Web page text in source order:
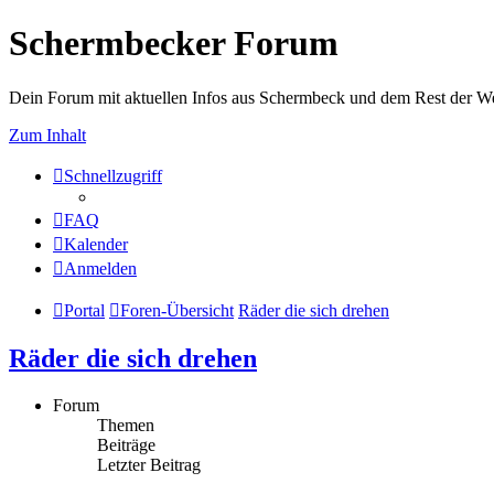
Schermbecker Forum
Dein Forum mit aktuellen Infos aus Schermbeck und dem Rest der
Zum Inhalt
Schnellzugriff
FAQ
Kalender
Anmelden
Portal Foren-Übersicht Räder die sich drehen
Räder die sich drehen
Forum
Themen
Beiträge
Letzter Beitrag